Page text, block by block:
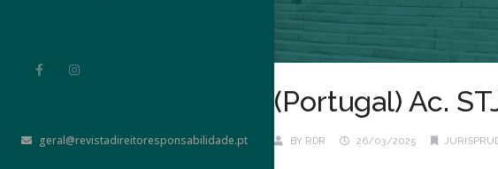
geral@revistadireitoresponsabilidade.pt
(Portugal) Ac.
BY RDR 26/03/2025